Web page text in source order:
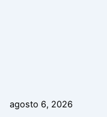
agosto 6, 2026